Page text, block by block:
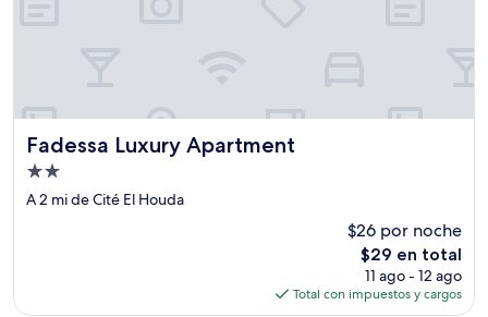
Fadessa Luxury Apartment
Fadessa Luxury Apartment
Propiedad
de
A 2 mi de Cité El Houda
$26 por noche
El
precio
actual
es
$29 en total
11 ago - 12 ago
Total con impuestos y cargos